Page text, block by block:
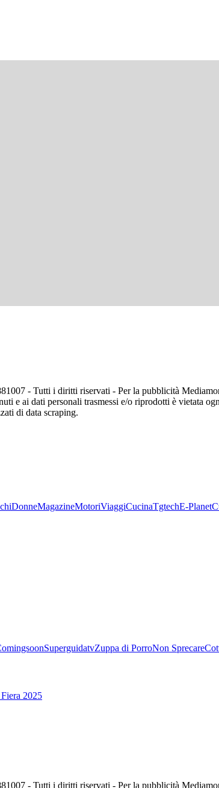
- Tutti i diritti riservati - Per la pubblicità
e ai dati personali trasmessi e/o riprodotti è vietata
di data scraping.
DonneMagazineMotoriViaggiCucinaTgtechE-Planet
SuperguidatvZuppa di PorroNon Sprecare
2025
- Tutti i diritti riservati - Per la pubblicità